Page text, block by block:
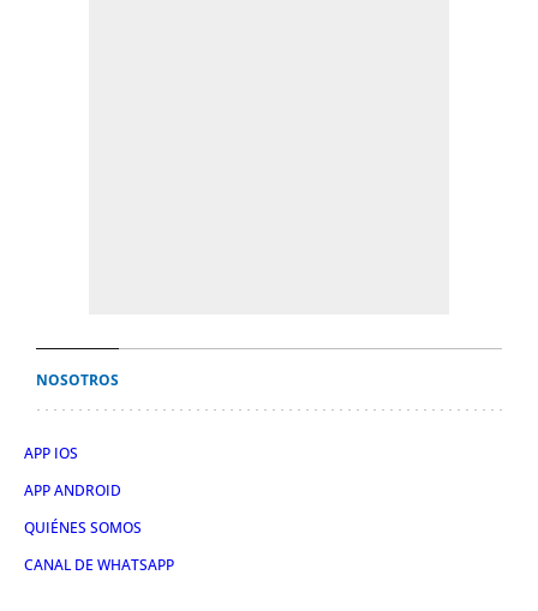
NOSOTROS
APP IOS
APP ANDROID
QUIÉNES SOMOS
CANAL DE WHATSAPP